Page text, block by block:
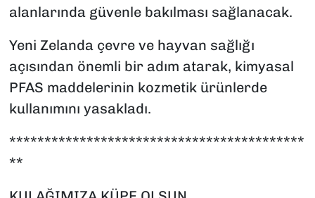
alanlarında güvenle bakılması sağlanacak.
Yeni Zelanda çevre ve hayvan sağlığı
açısından önemli bir adım atarak, kimyasal
PFAS maddelerinin kozmetik ürünlerde
kullanımını yasakladı.
******************************************
**